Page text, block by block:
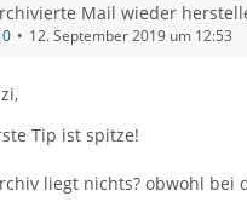
Mail wieder
12. September 2019 um 12:53
Tip ist spitze!
liegt nichts? obwohl bei